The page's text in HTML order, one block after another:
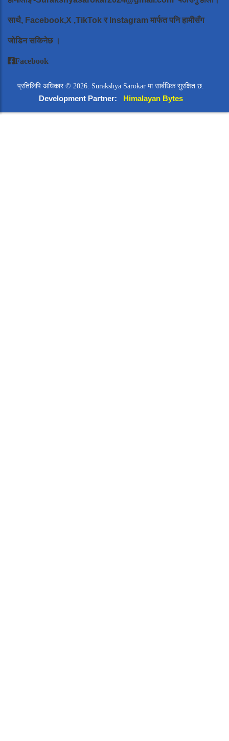
साथै, Facebook,X ,TikTok र Instagram मार्फत पनि हामीसँग
जोडिन सकिनेछ ।
Facebook
प्रतिलिपि अधिकार © 2026: Surakshya Sarokar मा सार्बधिक सुरक्षित छ.
Development Partner: Himalayan Bytes